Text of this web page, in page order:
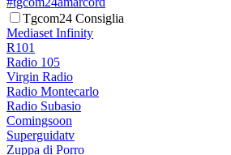
Tgcom24 Consiglia
Mediaset Infinity
R101
Radio 105
Virgin Radio
Radio Montecarlo
Radio Subasio
Comingsoon
Superguidatv
Zuppa di Porro